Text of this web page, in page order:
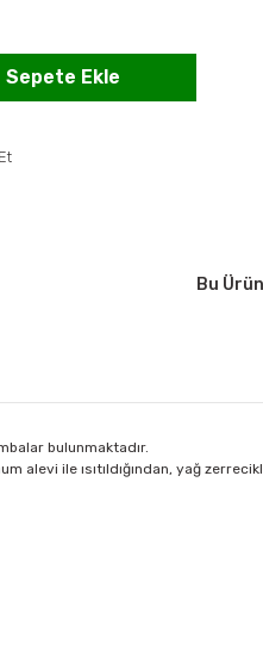
Sepete Ekle
Bu
bulunmaktadır.
alevi ile ısıtıldığından, yağ